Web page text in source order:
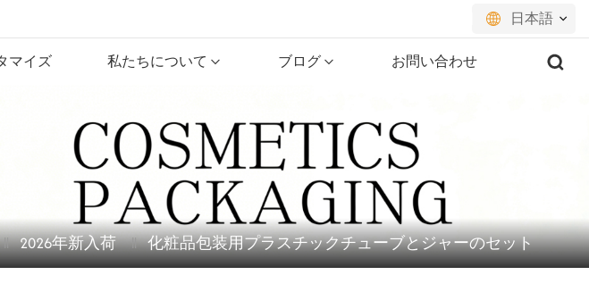
日本語
русский
español
português
マイズ 私たちについて ブログ お問い合わせ
2026年新入荷 化粧品包装用プラスチックチューブとジャーのセット